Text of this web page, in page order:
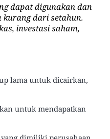
dapat digunakan dan
dari setahun.
investasi saham,
lama untuk dicairkan,
untuk mendapatkan